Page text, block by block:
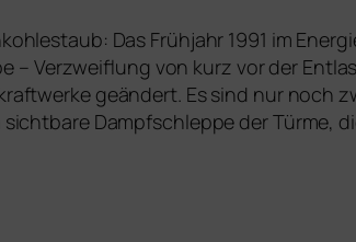
Das Frühjahr 1991 im
– Verzweiflung von kurz vor der
geän­dert. Es sind nur noch
Dampfschleppe der Türme,